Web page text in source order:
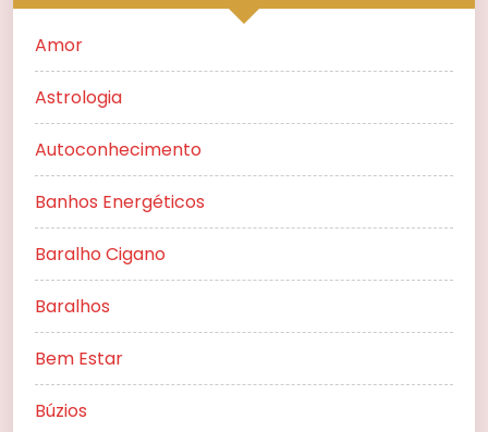
Amor
Astrologia
Autoconhecimento
Banhos Energéticos
Baralho Cigano
Baralhos
Bem Estar
Búzios